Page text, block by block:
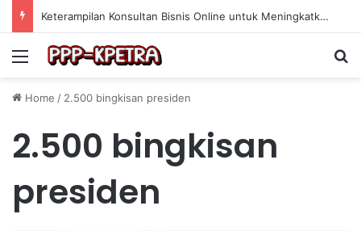
Keterampilan Konsultan Bisnis Online untuk Meningkatkan Pendapatan Berdasarkan Pengalaman Praktis
Menu
Home / 2.500 bingkisan presiden
2.500 bingkisan
presiden